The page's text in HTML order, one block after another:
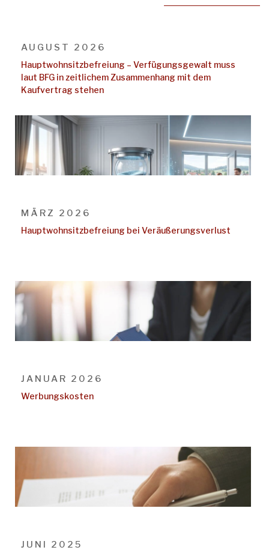
AUGUST 2026
Hauptwohnsitz​­befreiung – Verfügungsgewalt muss
laut BFG in zeitlichem Zusammenhang mit dem
Kaufvertrag stehen
MÄRZ 2026
Hauptwohnsitzbefreiung bei Veräußerungsverlust
JANUAR 2026
Werbungskosten
JUNI 2025